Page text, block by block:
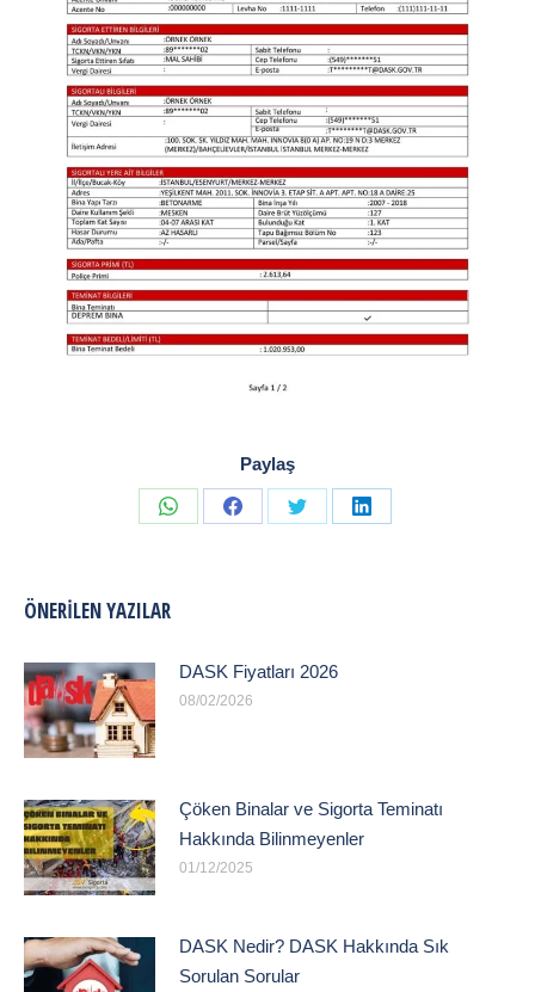
Paylaş
Share
Share
Share
Share
ÖNERILEN YAZILAR
DASK Fiyatları 2026
08/02/2026
Çöken Binalar ve Sigorta Teminatı
Hakkında Bilinmeyenler
01/12/2025
DASK Nedir? DASK Hakkında Sık
Sorulan Sorular